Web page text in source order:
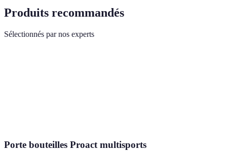
Produits recommandés
Sélectionnés par nos experts
Porte bouteilles Proact multisports